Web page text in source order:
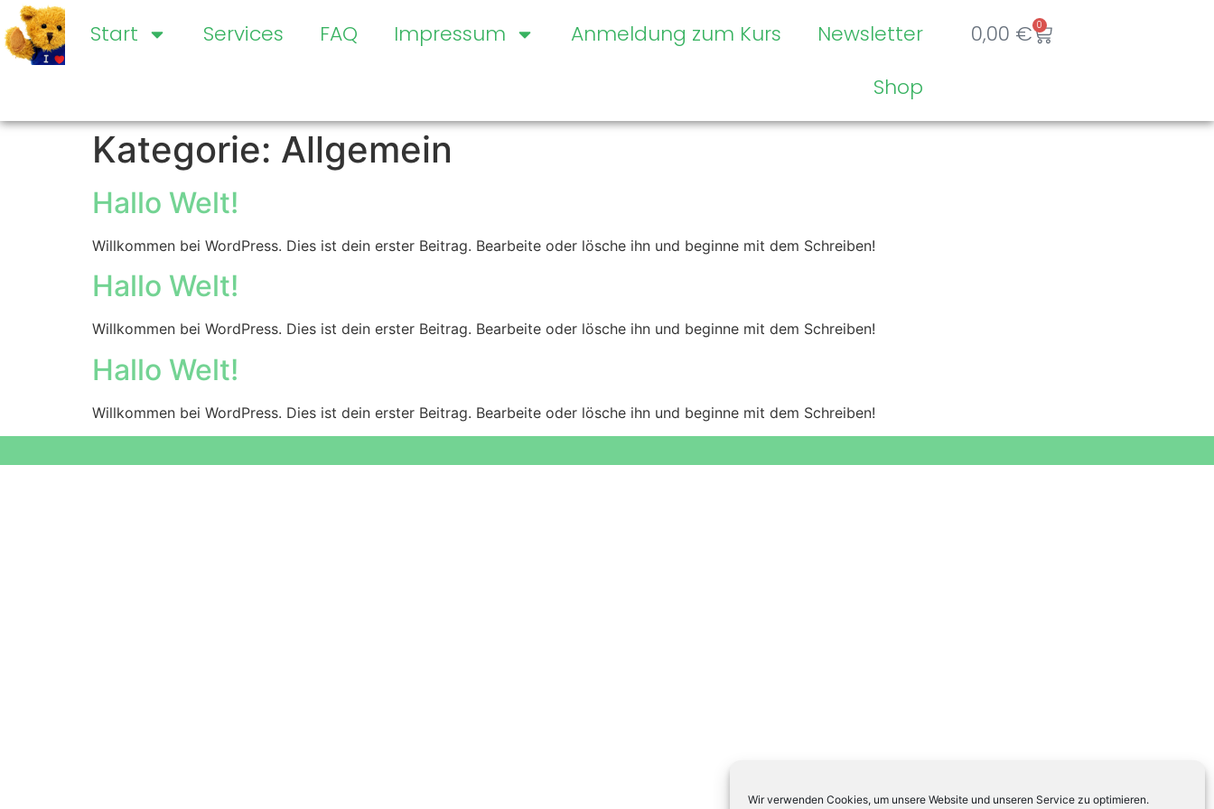
Wir verwenden Cookies, um unsere Website und unseren Service zu optimieren.
Start Services FAQ Impressum Anmeldung zum Kurs
Newsletter
Shop
0,00 € 0
Kategorie: Allgemein
Hallo Welt!
Willkommen bei WordPress. Dies ist dein erster Beitrag. Bearbeite oder lösche ihn und beginne mit dem Schreiben!
Hallo Welt!
Willkommen bei WordPress. Dies ist dein erster Beitrag. Bearbeite oder lösche ihn und beginne mit dem Schreiben!
Hallo Welt!
Willkommen bei WordPress. Dies ist dein erster Beitrag. Bearbeite oder lösche ihn und beginne mit dem Schreiben!